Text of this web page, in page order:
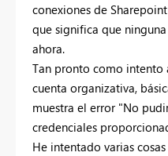
conexiones de
que significa que
ahora.
Tan pronto como intento
cuenta organizativa,
muestra el error "No
credenciales
He intentado varias